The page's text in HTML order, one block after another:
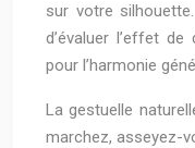
sur votre
d’évaluer l’effet
pour l’harmonie
La gestuelle
marchez, asseyez-